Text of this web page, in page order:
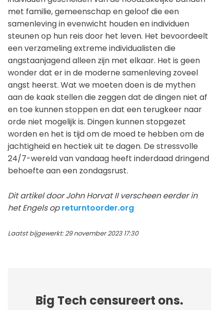
met familie, gemeenschap en geloof die een
samenleving in evenwicht houden en individuen
steunen op hun reis door het leven. Het bevoordeelt
een verzameling extreme individualisten die
angstaanjagend alleen zijn met elkaar. Het is geen
wonder dat er in de moderne samenleving zoveel
angst heerst. Wat we moeten doen is de mythen
aan de kaak stellen die zeggen dat de dingen niet af
en toe kunnen stoppen en dat een terugkeer naar
orde niet mogelijk is. Dingen kunnen stopgezet
worden en het is tijd om de moed te hebben om de
jachtigheid en hectiek uit te dagen. De stressvolle
24/7-wereld van vandaag heeft inderdaad dringend
behoefte aan een zondagsrust.
Dit artikel door John Horvat II verscheen eerder in
het Engels op returntoorder.org
Laatst bijgewerkt: 29 november 2023 17:30
Big Tech censureert ons.